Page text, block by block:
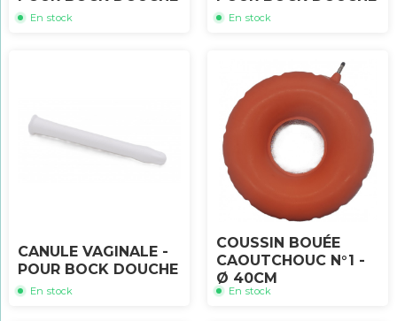
En stock En stock
CANULE VAGINALE -
POUR BOCK DOUCHE
En stock
COUSSIN BOUÉE
CAOUTCHOUC N°1 -
Ø 40CM
En stock